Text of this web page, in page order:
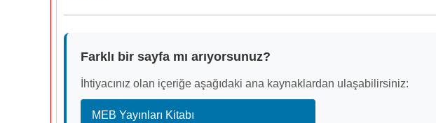
Farklı bir sayfa mı arıyorsunuz?
İhtiyacınız olan içeriğe aşağıdaki ana kaynaklardan ulaşabilirsiniz:
MEB Yayınları Kitabı